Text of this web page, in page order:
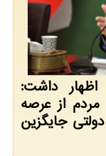
داشت:
مردم از عرصه
جایگزین